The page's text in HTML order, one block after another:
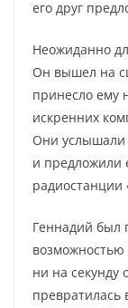
его друг
Неожиданно
Он вышел на
принесло ему
искренних
Они услышали
и предложили
радиостанции
Геннадий был
ни на секунду
превратилась